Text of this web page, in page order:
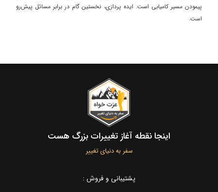
پیمودن مسیر کامیابی است. ایده پردازی، نخستین گام در برابر مسائل پیش‌رو
است.
اینجا نقطه آغاز تغییرات بزرگ هست
سفر به دنیای تغییر
پشتیبانی و فروش :